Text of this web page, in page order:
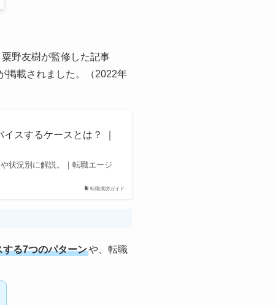
粟野友樹が監修した記事
掲載されました。（2022年
転職成功ガイド
スするケースとは？ ｜
状況別に解説。｜転職エージ
る7つのパターンや、転職